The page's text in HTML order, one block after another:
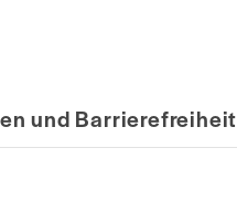
und Barrierefreiheit